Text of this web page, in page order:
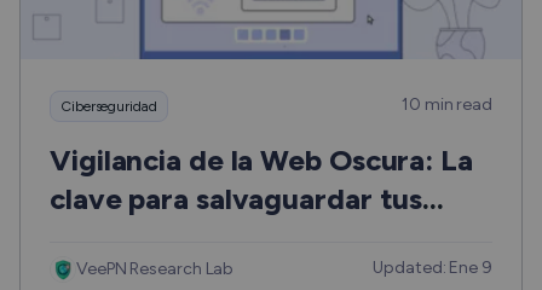
Ciberseguridad 10 min read
Vigilancia de la Web Oscura: La
clave para salvaguardar tus
VeePN Research Lab Updated: Ene 9